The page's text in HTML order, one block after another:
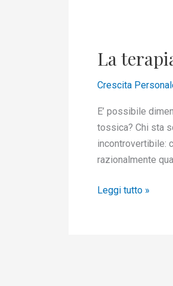
La
Crescita
E’ possibile
tossica? Chi sta
incontrovertibile:
razionalmente
dell’oblio
Leggi tutto »